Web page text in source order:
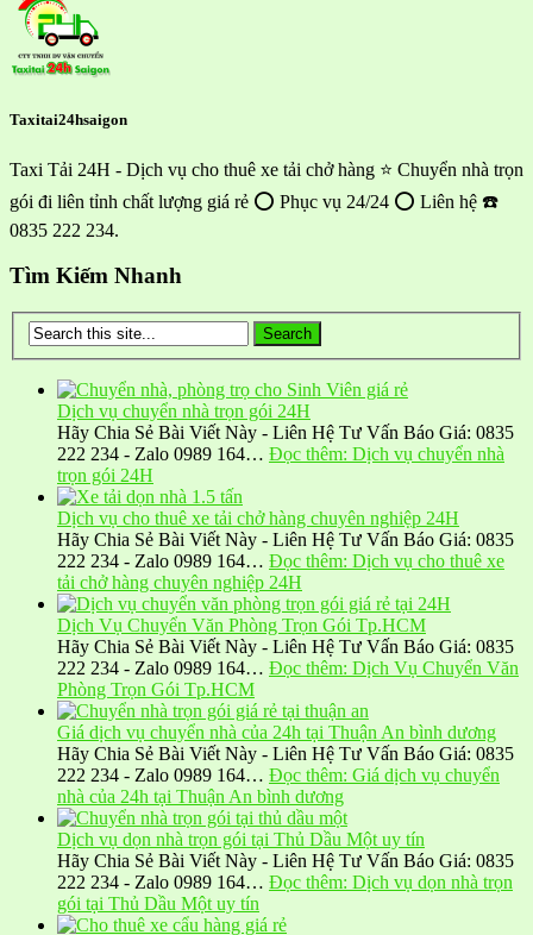
Taxitai24hsaigon
Taxi Tải 24H - Dịch vụ cho thuê xe tải chở hàng ⭐ Chuyển nhà trọn
gói đi liên tỉnh chất lượng giá rẻ ⭕ Phục vụ 24/24 ⭕ Liên hệ ☎️
0835 222 234.
Tìm Kiếm Nhanh
Dịch vụ chuyển nhà trọn gói 24H
Hãy Chia Sẻ Bài Viết Này - Liên Hệ Tư Vấn Báo Giá: 0835
222 234 - Zalo 0989 164… Đọc thêm: Dịch vụ chuyển nhà
trọn gói 24H
Dịch vụ cho thuê xe tải chở hàng chuyên nghiệp 24H
Hãy Chia Sẻ Bài Viết Này - Liên Hệ Tư Vấn Báo Giá: 0835
222 234 - Zalo 0989 164… Đọc thêm: Dịch vụ cho thuê xe
tải chở hàng chuyên nghiệp 24H
Dịch Vụ Chuyển Văn Phòng Trọn Gói Tp.HCM
Hãy Chia Sẻ Bài Viết Này - Liên Hệ Tư Vấn Báo Giá: 0835
222 234 - Zalo 0989 164… Đọc thêm: Dịch Vụ Chuyển Văn
Phòng Trọn Gói Tp.HCM
Giá dịch vụ chuyển nhà của 24h tại Thuận An bình dương
Hãy Chia Sẻ Bài Viết Này - Liên Hệ Tư Vấn Báo Giá: 0835
222 234 - Zalo 0989 164… Đọc thêm: Giá dịch vụ chuyển
nhà của 24h tại Thuận An bình dương
Dịch vụ dọn nhà trọn gói tại Thủ Dầu Một uy tín
Hãy Chia Sẻ Bài Viết Này - Liên Hệ Tư Vấn Báo Giá: 0835
222 234 - Zalo 0989 164… Đọc thêm: Dịch vụ dọn nhà trọn
gói tại Thủ Dầu Một uy tín